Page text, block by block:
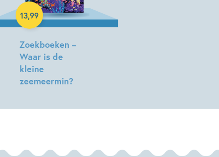
Zoekboeken –
Waar is de
kleine
zeemeermin?
Gotzen-
13,99
Hardcover